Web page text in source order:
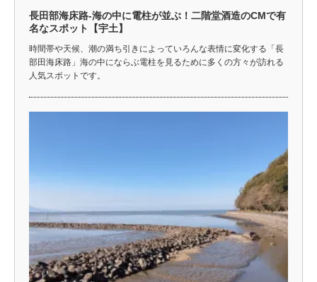
長田部海床路-海の中に電柱が並ぶ！二階堂酒造のCMで有
名なスポット【宇土】
時間帯や天候、潮の満ち引きによっていろんな表情に変化する「長
部田海床路」海の中にならぶ電柱を見るために多くの方々が訪れる
人気スポットです。